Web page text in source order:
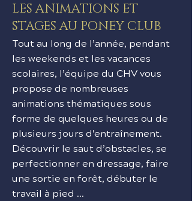
LES ANIMATIONS ET
STAGES AU PONEY CLUB
Tout au long de l’année, pendant
les weekends et les vacances
scolaires, l’équipe du CHV vous
propose de nombreuses
animations thématiques sous
forme de quelques heures ou de
plusieurs jours d'entraînement.
Découvrir le saut d’obstacles, se
perfectionner en dressage, faire
une sortie en forêt, débuter le
travail à pied …